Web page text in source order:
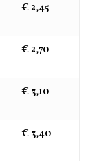
€ 2,45
€ 2,70
€ 3,10
€ 3,40